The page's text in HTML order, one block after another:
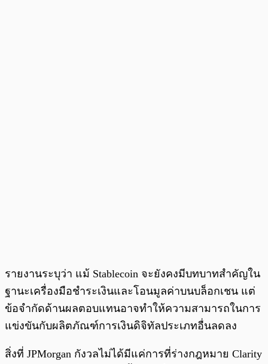
รายงานระบุว่า แม้ Stablecoin จะยังคงมีบทบาทสำคัญใน
ฐานะเครื่องมือชำระเงินและโอนมูลค่าบนบล็อกเชน แต่
ข้อจำกัดด้านผลตอบแทนอาจทำให้ความสามารถในการ
แข่งขันกับผลิตภัณฑ์การเงินดิจิทัลประเภทอื่นลดลง
สิ่งที่ JPMorgan กังวลไม่ได้มีแค่การที่ร่างกฎหมาย Clarity